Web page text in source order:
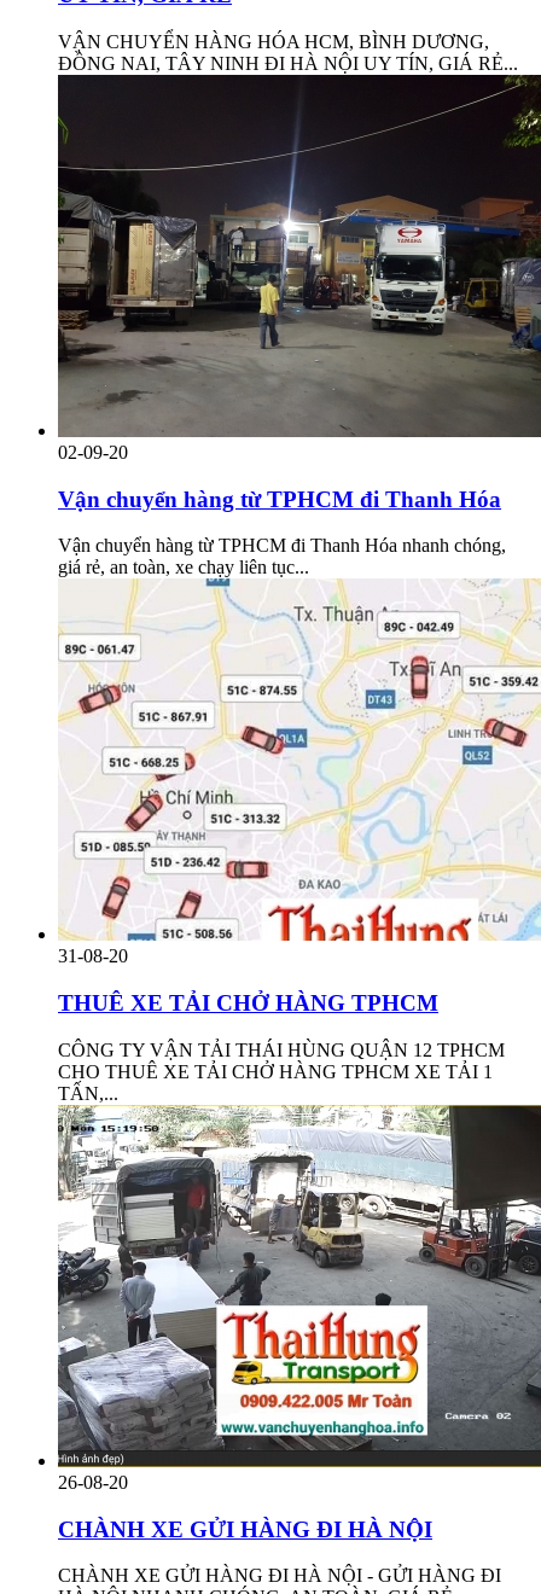
VẬN CHUYỂN HÀNG HÓA HCM, BÌNH DƯƠNG,
ĐỒNG NAI, TÂY NINH ĐI HÀ NỘI UY TÍN, GIÁ RẺ...
02-09-20
Vận chuyển hàng từ TPHCM đi Thanh Hóa
Vận chuyển hàng từ TPHCM đi Thanh Hóa nhanh chóng,
giá rẻ, an toàn, xe chạy liên tục...
31-08-20
THUÊ XE TẢI CHỞ HÀNG TPHCM
CÔNG TY VẬN TẢI THÁI HÙNG QUẬN 12 TPHCM
CHO THUÊ XE TẢI CHỞ HÀNG TPHCM XE TẢI 1
TẤN,...
26-08-20
CHÀNH XE GỬI HÀNG ĐI HÀ NỘI
CHÀNH XE GỬI HÀNG ĐI HÀ NỘI - GỬI HÀNG ĐI